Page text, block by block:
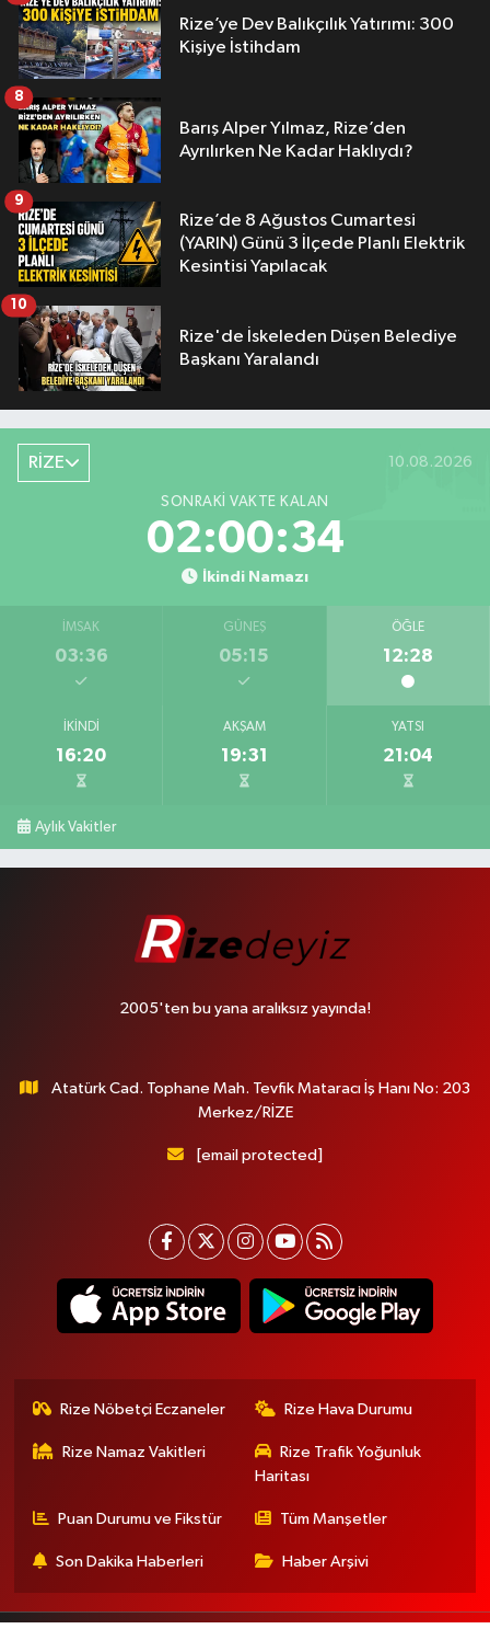
Rize’ye Dev Balıkçılık Yatırımı: 300
Kişiye İstihdam
Barış Alper Yılmaz, Rize’den
Ayrılırken Ne Kadar Haklıydı?
8
Rize’de 8 Ağustos Cumartesi
(YARIN) Günü 3 İlçede Planlı Elektrik
Kesintisi Yapılacak
9
Rize'de İskeleden Düşen Belediye
Başkanı Yaralandı
10
RİZE 10.08.2026
SONRAKI VAKTE KALAN
02:00:33
İkindi Namazı
İMSAK
03:36
GÜNEŞ
05:15
ÖĞLE
12:28
İKINDI
16:20
AKŞAM
19:31
YATSI
21:04
Aylık Vakitler
2005'ten bu yana aralıksız yayında!
Atatürk Cad. Tophane Mah. Tevfik Mataracı İş Hanı No: 203
Merkez/RİZE
[email protected]
Rize Nöbetçi Eczaneler Rize Hava Durumu
Rize Namaz Vakitleri
Rize Trafik Yoğunluk
Haritası
Puan Durumu ve Fikstür Tüm Manşetler
Son Dakika Haberleri Haber Arşivi